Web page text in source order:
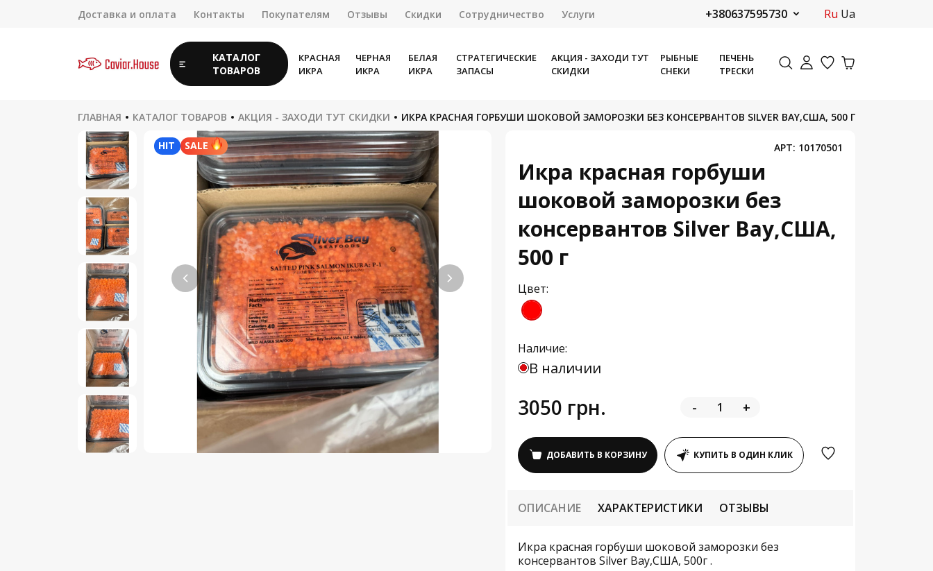
Доставка и оплата Контакты Покупателям Отзывы Скидки Сотрудничество Услуги +380637595730 ru ua
КАТАЛОГ
ТОВАРОВ
КРАСНАЯ
ИКРА
ЧЕРНАЯ
ИКРА
БЕЛАЯ
ИКРА
СТРАТЕГИЧЕСКИЕ
ЗАПАСЫ
АКЦИЯ - ЗАХОДИ ТУТ
СКИДКИ
РЫБНЫЕ
СНЕКИ
ПЕЧЕНЬ
ТРЕСКИ
ГЛАВНАЯ КАТАЛОГ ТОВАРОВ АКЦИЯ - ЗАХОДИ ТУТ СКИДКИ ИКРА КРАСНАЯ ГОРБУШИ ШОКОВОЙ ЗАМОРОЗКИ БЕЗ КОНСЕРВАНТОВ SILVER BAY,США, 500 Г
HIT SALE АРТ: 10170501
Икра красная горбуши
шоковой заморозки без
консервантов Silver Bay,США,
500 г
Цвет:
Наличие:
В наличии
3050 грн. - +
ДОБАВИТЬ В КОРЗИНУ КУПИТЬ В ОДИН КЛИК
ОПИСАНИЕ ХАРАКТЕРИСТИКИ ОТЗЫВЫ
Икра красная горбуши шоковой заморозки без
консервантов Silver Bay,США, 500г .